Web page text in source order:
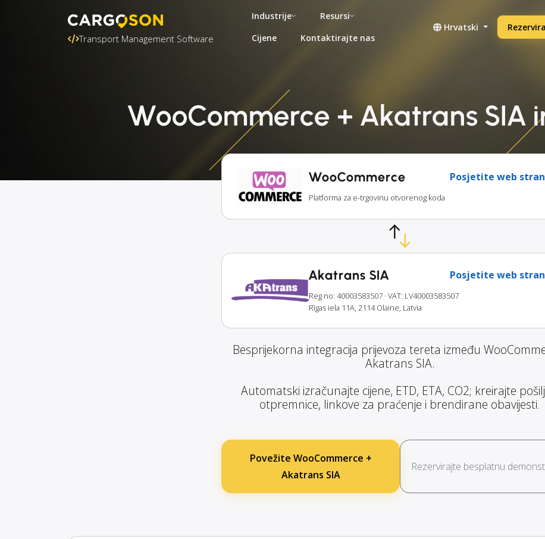
Transport Management Software
Industrije
Resursi
Cijene
Kontaktirajte nas
Hrvatski
WooCommerce + Akatrans SIA
WooCommerce Posjetite web
Platforma za e-trgovinu otvorenog koda
Akatrans SIA Posjetite web
Reg no: 40003583507 · VAT: LV40003583507
Rīgas iela 11A, 2114 Olaine, Latvia
Besprijekorna integracija prijevoza tereta između
Akatrans SIA.
Automatski izračunajte cijene, ETD, ETA, CO2; kreirajte
otpremnice, linkove za praćenje i brendirane obavijesti.
Povežite WooCommerce +
Akatrans SIA
Rezervirajte besplatnu